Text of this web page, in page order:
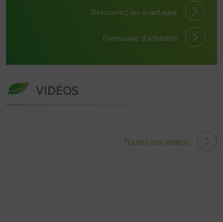
Découvrez les avantages
Formulaire d'adhésion
VIDÉOS
Toutes les vidéos